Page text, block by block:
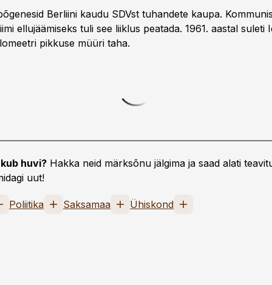
Berliini kaudu SDVst tuhandete kaupa.
ellujäämiseks tuli see liiklus peatada. 1961. aastal suleti
pikkuse müüri taha.
huvi? Hakka neid märksõnu jälgima ja saad alati
uut!
Poliitika Saksamaa Ühiskond